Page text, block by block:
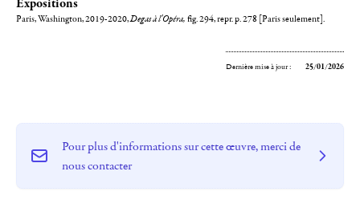
Expositions
Paris, Washington, 2019-2020,Degas à l'Opéra, fig. 294, repr. p. 278 [Paris seulement].
Dernière mise à jour : 25/01/2026
Pour plus d'informations sur cette œuvre, merci de
nous contacter